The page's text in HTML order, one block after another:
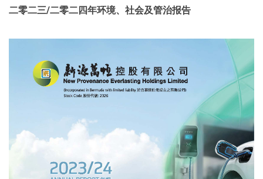
二零二三/二零二四年环境、社会及管治报告